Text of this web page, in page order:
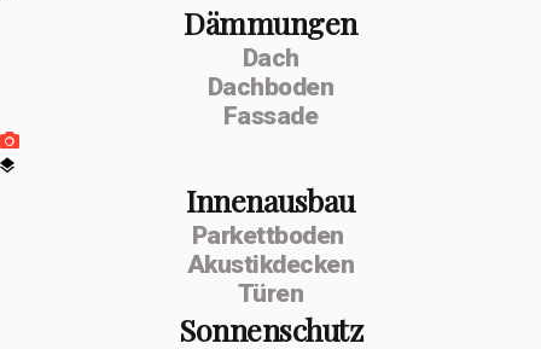
Dämmungen
Dach
Dachboden
Fassade
Innenausbau
Parkettboden
Akustikdecken
Türen
Sonnenschutz